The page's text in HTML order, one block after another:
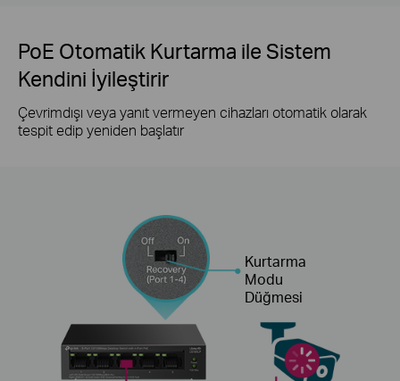
Kurtarma
Modu
Düğmesi
PoE Otomatik Kurtarma ile Sistem
Kendini İyileştirir
Çevrimdışı veya yanıt vermeyen cihazları otomatik olarak
tespit edip yeniden başlatır